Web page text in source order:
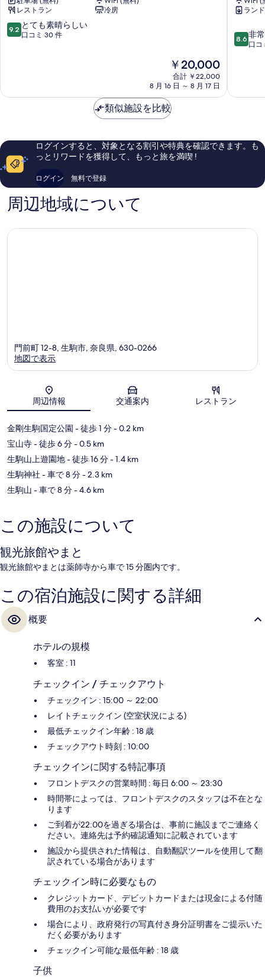
宿
城
山
レストラン
冷房
10
段
も
し
口
コ
30
件
の
口
9.2 とても素晴らしい
口コミ 30 件
現
在
の
金
は
￥20,000
合計 ￥22,000
8 月 16 日 ～ 8 月 17 日
ル
鉄
奈
良
ラン
10
段
常
口
コ
8.6 非
口コ
類似施設を比較
ログインすると、対象となる割引や特典を確認できます。も
っとリワードを獲得して、もっと旅を満喫 !
ログイン 無料で登録
周辺地域について
地図
門前町 12-8, 生駒市, 奈良県, 630-0266
地図で表示
周辺情報 交通案内 レストラン
金剛生駒国定公園 - 徒歩 1 分- 0.2 km
宝山寺- 徒歩 6 分- 0.5 km
生駒山上遊園地- 徒歩 16 分- 1.4 km
生駒神社 - 車で 8 分- 2.3 km
生駒山 - 車で 8 分- 4.6 km
この施設について
観光旅館やまと
観光旅館やまとは薬師寺から車で 15 分圏内です。
この宿泊施設に関する詳細
概要
ホテルの規模
客室 : 11
チェックイン / チェックアウト
チェックイン : 15:00 ～ 22:00
レイトチェックイン (空室状況による)
最低チェックイン年齢 : 18 歳
チェックアウト時刻 : 10:00
チェックインに関する特記事項
フロントデスクの営業時間 : 毎日 6:00 ～ 23:30
時間帯によっては、フロントデスクのスタッフは不在とな
ります
ご到着が22:00を過ぎる場合は、事前に施設までご連絡く
ださい。連絡先は予約確認通知に記載されています
施設から提供された情報は、自動翻訳ツールを使用して翻
訳されている場合があります
チェックイン時に必要なもの
クレジットカード、デビットカードまたは現金による付随
費用のお支払いが必要です
場合により、政府発行の写真付き身分証明書をご提示いた
だく必要があります
チェックイン可能な最低年齢 : 18 歳
子供